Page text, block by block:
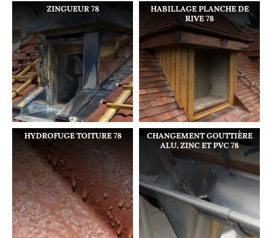
ZINGUEUR 78
HABILLAGE PLANCHE DE
RIVE 78
HYDROFUGE TOITURE 78
CHANGEMENT GOUTTIÈRE
ALU, ZINC ET PVC 78